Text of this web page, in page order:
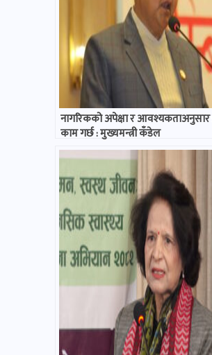
नागरिकको अपेक्षा र
काम गर्छ : मुख्यमन्त्री कँडेल